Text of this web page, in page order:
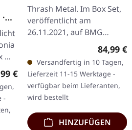
Preis:
€
-
Thrash Metal. Im Box Set,
veröffentlicht am
26.11.2021, auf BMG
Rights Management.
Deluxe Vinyl-Box-Set mit 4
LPs. Die deutschen Thrash
Metal…
84,99 €
Versandfertig in 10 Tagen,
Lieferzeit 11-15 Werktage -
verfügbar beim Lieferanten,
wird bestellt
HINZUFÜGEN